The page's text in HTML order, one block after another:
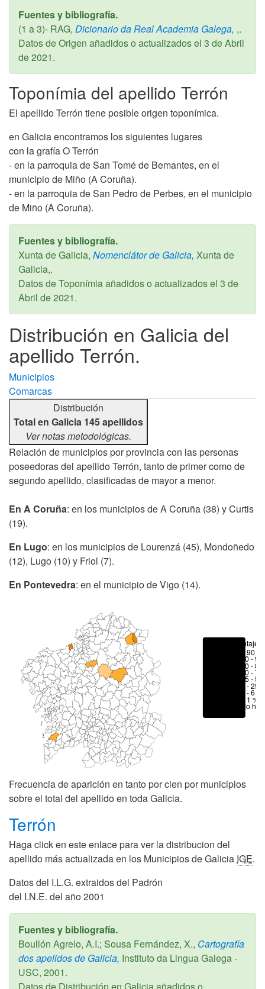
Fuentes y bibliografía.
(1 a 3)- RAG, Dicionario da Real Academia Galega, ,.
Datos de Origen añadidos o actualizados el 3 de Abril
de 2021.
Toponímia del apellido Terrón
El apellido Terrón tiene posible origen toponímica.
en Galicia encontramos los siguientes lugares
con la grafía O Terrón
- en la parroquia de San Tomé de Bemantes, en el
municipio de Miño (A Coruña).
- en la parroquia de San Pedro de Perbes, en el municipio
de Miño (A Coruña).
Fuentes y bibliografía.
Xunta de Galicia, Nomenclátor de Galicia, Xunta de
Galicia,.
Datos de Toponímia añadidos o actualizados el 3 de
Abril de 2021.
Distribución en Galicia del
apellido Terrón.
Municipios
Comarcas
Distribución
Total en Galicia 145 apellidos
Ver notas metodológicas.
Relación de municipios por provincia con las personas
poseedoras del apellido Terrón, tanto de primer como de
segundo apellido, clasificadas de mayor a menor.
En A Coruña: en los municipios de A Coruña (38) y Curtis
(19).
En Lugo: en los municipios de Lourenzá (45), Mondoñedo
(12), Lugo (10) y Friol (7).
En Pontevedra: en el municipio de Vigo (14).
Porcentajes
> 90 %
80 -
70 -
50 -
25 -
6 - 25
1 - 6 %
< 1 %
No hay
Frecuencia de aparición en tanto por cien por municipios
sobre el total del apellido en toda Galicia.
Terrón
Haga click en este enlace para ver la distribucion del
apellido más actualizada en los Municipios de Galicia IGE.
Datos del I.L.G. extraidos del Padrón
del I.N.E. del año 2001
Fuentes y bibliografía.
Boullón Agrelo, A.I.; Sousa Fernández, X., Cartografía
dos apelidos de Galicia, Instituto da Lingua Galega -
USC, 2001.
Datos de Distribución en Galicia añadidos o